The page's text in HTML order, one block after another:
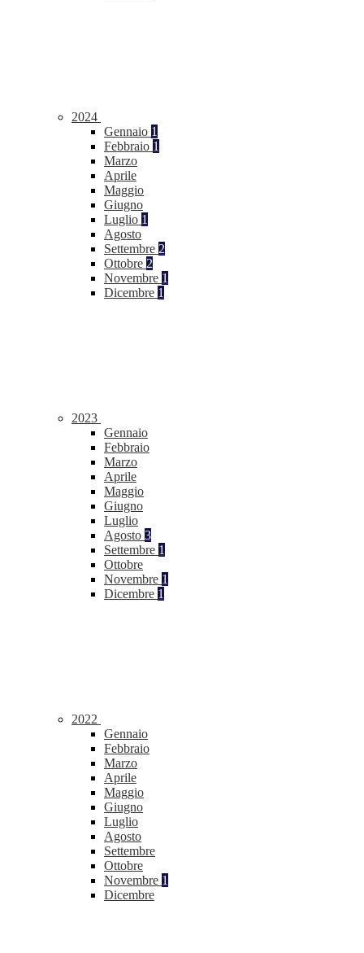
2024
Gennaio 1
Febbraio 1
Marzo
Aprile
Maggio
Giugno
Luglio 1
Agosto
Settembre 2
Ottobre 2
Novembre 1
Dicembre 1
2023
Gennaio
Febbraio
Marzo
Aprile
Maggio
Giugno
Luglio
Agosto 3
Settembre 1
Ottobre
Novembre 1
Dicembre 1
2022
Gennaio
Febbraio
Marzo
Aprile
Maggio
Giugno
Luglio
Agosto
Settembre
Ottobre
Novembre 1
Dicembre